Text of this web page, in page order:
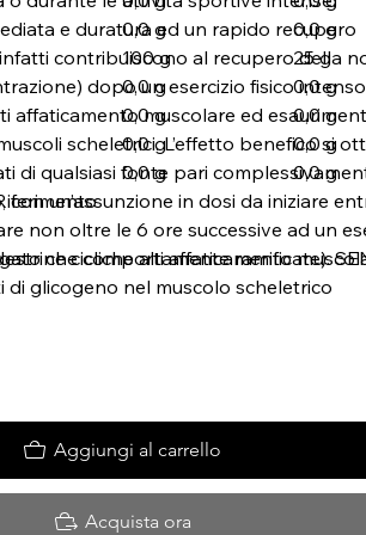
e duratura ed un rapido recupero
contribuiscono al recupero della
dopo un esercizio fisico
affaticamento muscolare ed
scheletrici. L’effetto benefico si
di qualsiasi fonte pari
un’assunzione in dosi da iniziare
non oltre le 6 ore successive ad un
che comporti affaticamento
di glicogeno nel muscolo scheletrico
0,0 g
0,0 g
100 g
25 g
0,0 g
0,0 g
0,0 g
0,0 g
0,0 g
0,0 g
0,0 g
0,0 g
cicliche altamente ramificate).
Aggiungi al carrello
Acquista ora